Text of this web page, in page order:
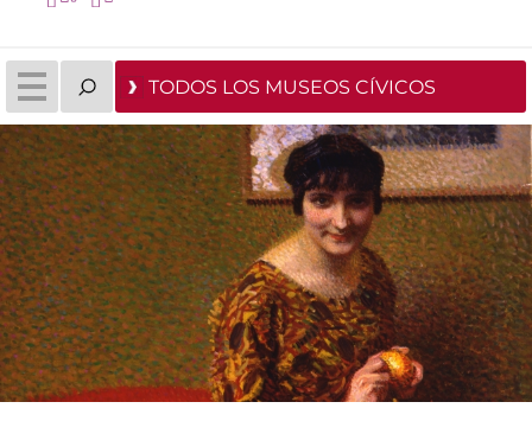
TODOS LOS MUSEOS CÍVICOS